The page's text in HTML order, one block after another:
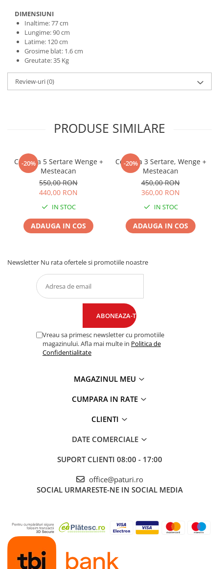
DIMENSIUNI
Inaltime: 77 cm
Lungime: 90 cm
Latime: 120 cm
Grosime blat: 1.6 cm
Greutate: 35 Kg
Review-uri(0)
PRODUSE SIMILARE
-20%
Comoda 5 Sertare Wenge +
Mesteacan
550,00 RON
440,00 RON
IN STOC
ADAUGA IN COS
-20%
Comoda 3 Sertare, Wenge +
Mesteacan
450,00 RON
360,00 RON
IN STOC
ADAUGA IN COS
Newsletter Nu rata ofertele si promotiile noastre
Vreau sa primesc newsletter cu promotiile
magazinului. Afla mai multe in Politica de
Confidentialitate
MAGAZINUL MEU
CUMPARA IN RATE
CLIENTI
DATE COMERCIALE
SUPORT CLIENTI 08:00 - 17:00
office@paturi.ro
SOCIAL URMARESTE-NE IN SOCIAL MEDIA